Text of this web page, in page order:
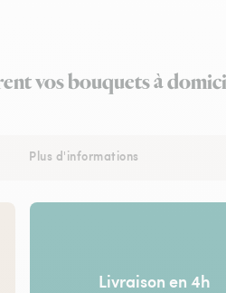
vos bouquets à
Plus d'informations
Livraison en 4h